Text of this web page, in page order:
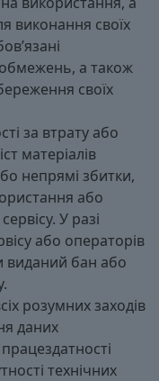
виконання своїх
а також
своїх
за втрату або
матеріалів
непрямі збитки,
або
У разі
або операторів
виданий бан або
розумних заходів
даних
технічних